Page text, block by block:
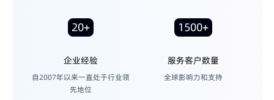
20+
企业经验
自2007年以来一直处于行业领
先地位
1500+
服务客户数量
全球影响力和支持